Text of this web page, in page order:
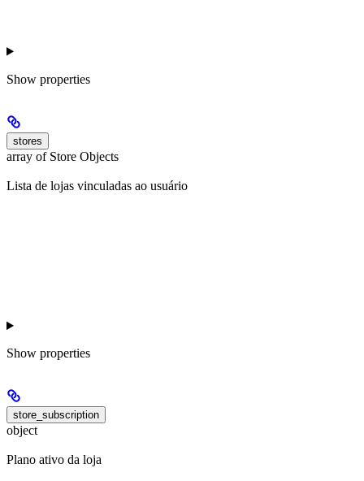
Show properties
stores
array of Store Objects
Lista de lojas vinculadas ao usuário
Show properties
store_subscription
object
Plano ativo da loja